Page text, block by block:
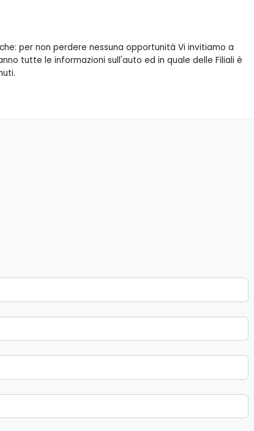
per non perdere nessuna opportunità Vi invitiamo a
tutte le informazioni sull'auto ed in quale delle Filiali è